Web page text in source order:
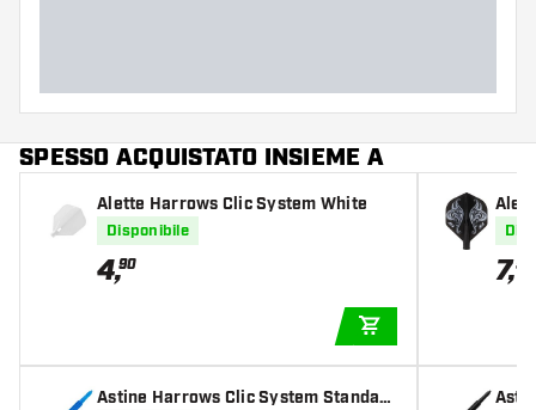
SPESSO ACQUISTATO INSIEME A
Alette Harrows Clic System White
Disponibile
4,90
Astine Harrows Clic System Standard
7,55